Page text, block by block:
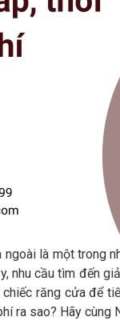
ngoài là một trong
nhu cầu tìm đến
răng cửa để
ra sao? Hãy